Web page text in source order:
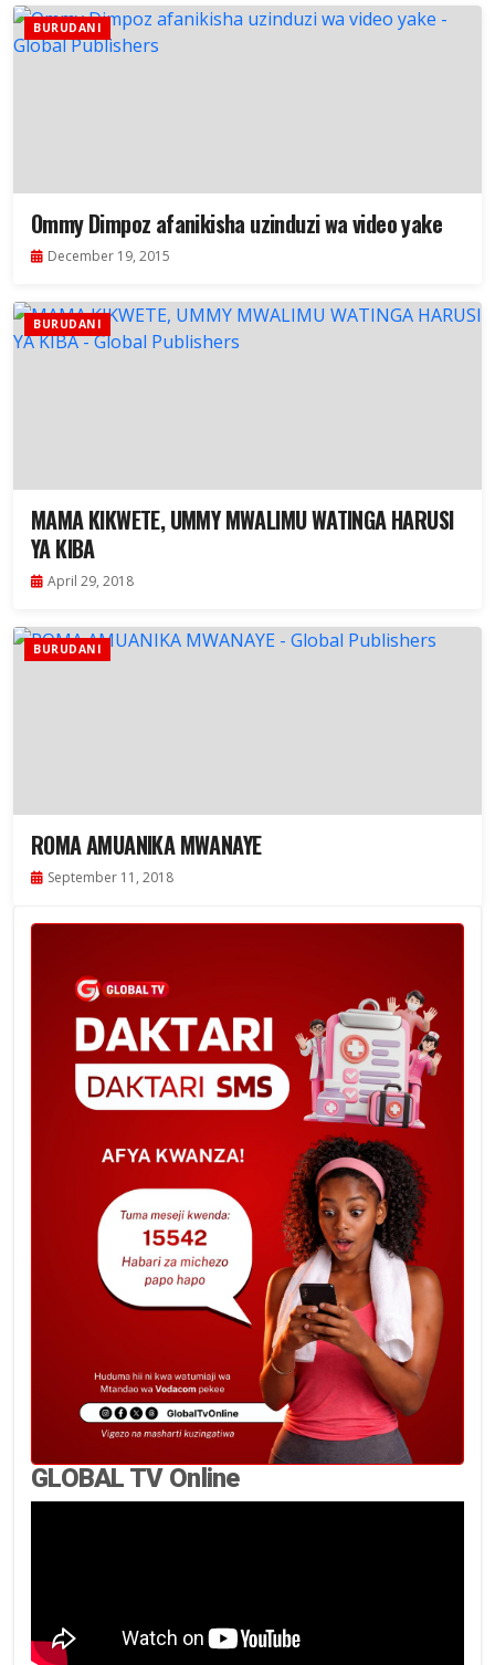
BURUDANI
Ommy Dimpoz afanikisha uzinduzi wa video yake
December 19, 2015
BURUDANI
MAMA KIKWETE, UMMY MWALIMU WATINGA HARUSI
YA KIBA
April 29, 2018
BURUDANI
ROMA AMUANIKA MWANAYE
September 11, 2018
GLOBAL TV Online